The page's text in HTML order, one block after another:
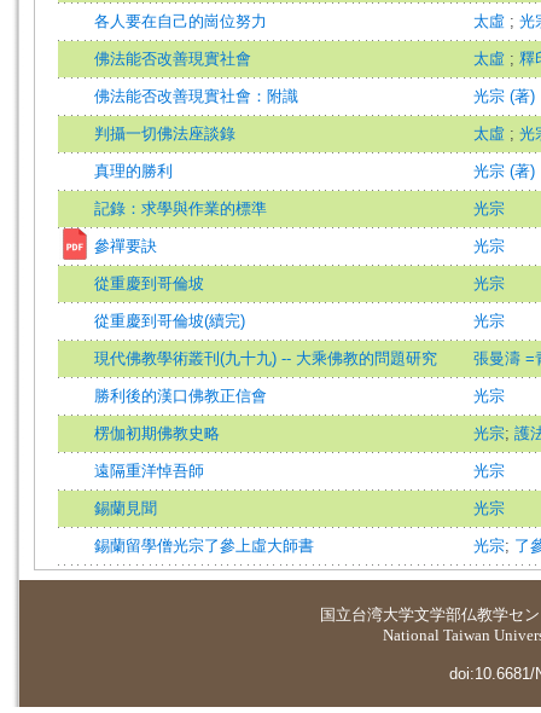
各人要在自己的崗位努力 太虛 ; 光
佛法能否改善現實社會 太虛 ; 釋
佛法能否改善現實社會：附識 光宗 (著)
判攝一切佛法座談錄 太虛 ; 光
真理的勝利 光宗 (著)
記錄：求學與作業的標準 光宗
參禪要訣 光宗
從重慶到哥倫坡 光宗
從重慶到哥倫坡(續完) 光宗
現代佛教學術叢刊(九十九) -- 大乘佛教的問題研究 張曼濤
勝利後的漢口佛教正信會 光宗
楞伽初期佛教史略 光宗; 護
遠隔重洋悼吾師 光宗
錫蘭見聞 光宗
錫蘭留學僧光宗了參上虛大師書 光宗; 了
国立台湾大学文学部仏教学セ
National Taiwan
doi:10.6681/